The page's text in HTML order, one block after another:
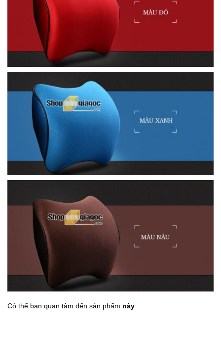
Có thể bạn quan tâm đến sản phẩm này